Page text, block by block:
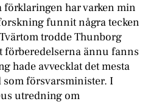
förklaringen har varken min
funnit några tecken
trodde Thunborg
förberedelserna ännu fanns
hade avvecklat det mesta
försvarsminister. I
utredning om